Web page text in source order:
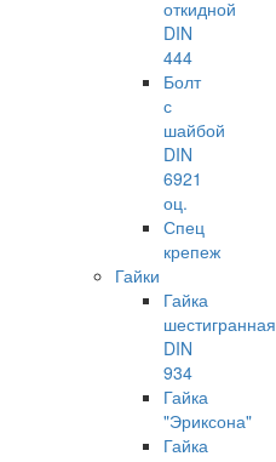
откидной
DIN
444
Болт
с
шайбой
DIN
6921
оц.
Спец
крепеж
Гайки
Гайка
шестигранная
DIN
934
Гайка
"Эриксона"
Гайка